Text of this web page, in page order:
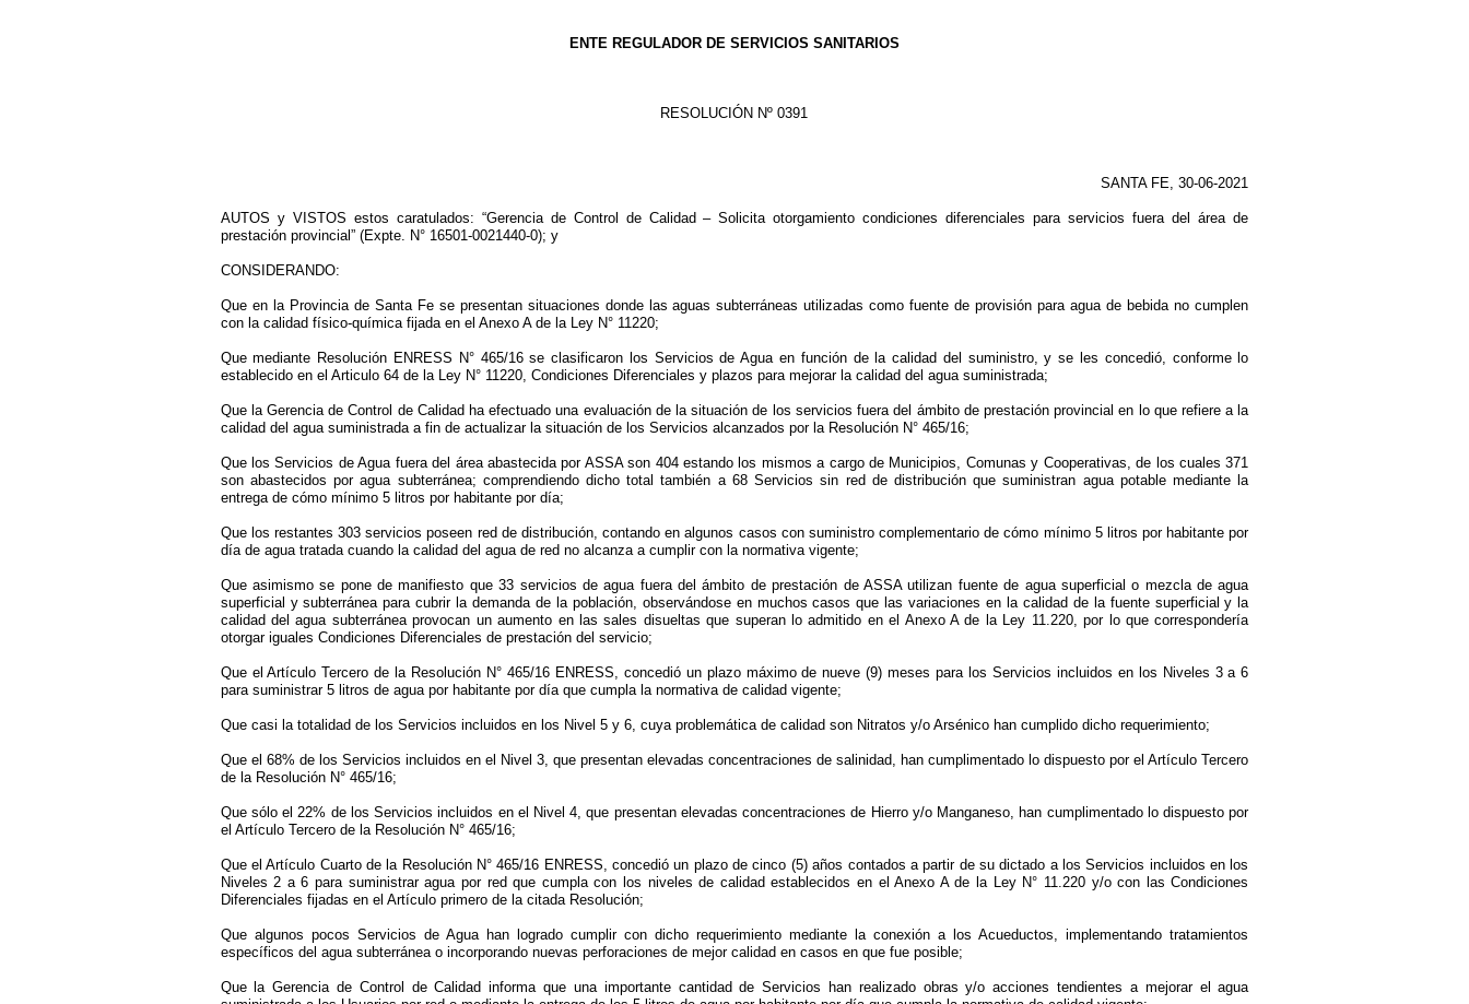
ENTE REGULADOR DE SERVICIOS SANITARIOS
RESOLUCIÓN Nº 0391
SANTA FE, 30-06-2021
AUTOS y VISTOS estos caratulados: “Gerencia de Control de Calidad – Solicita otorgamiento condiciones diferenciales para servicios fuera del área de
prestación provincial” (Expte. N° 16501-0021440-0); y
CONSIDERANDO:
Que en la Provincia de Santa Fe se presentan situaciones donde las aguas subterráneas utilizadas como fuente de provisión para agua de bebida no cumplen
con la calidad físico-química fijada en el Anexo A de la Ley N° 11220;
Que mediante Resolución ENRESS N° 465/16 se clasificaron los Servicios de Agua en función de la calidad del suministro, y se les concedió, conforme lo
establecido en el Articulo 64 de la Ley N° 11220, Condiciones Diferenciales y plazos para mejorar la calidad del agua suministrada;
Que la Gerencia de Control de Calidad ha efectuado una evaluación de la situación de los servicios fuera del ámbito de prestación provincial en lo que refiere a la
calidad del agua suministrada a fin de actualizar la situación de los Servicios alcanzados por la Resolución N° 465/16;
Que los Servicios de Agua fuera del área abastecida por ASSA son 404 estando los mismos a cargo de Municipios, Comunas y Cooperativas, de los cuales 371
son abastecidos por agua subterránea; comprendiendo dicho total también a 68 Servicios sin red de distribución que suministran agua potable mediante la
entrega de cómo mínimo 5 litros por habitante por día;
Que los restantes 303 servicios poseen red de distribución, contando en algunos casos con suministro complementario de cómo mínimo 5 litros por habitante por
día de agua tratada cuando la calidad del agua de red no alcanza a cumplir con la normativa vigente;
Que asimismo se pone de manifiesto que 33 servicios de agua fuera del ámbito de prestación de ASSA utilizan fuente de agua superficial o mezcla de agua
superficial y subterránea para cubrir la demanda de la población, observándose en muchos casos que las variaciones en la calidad de la fuente superficial y la
calidad del agua subterránea provocan un aumento en las sales disueltas que superan lo admitido en el Anexo A de la Ley 11.220, por lo que correspondería
otorgar iguales Condiciones Diferenciales de prestación del servicio;
Que el Artículo Tercero de la Resolución N° 465/16 ENRESS, concedió un plazo máximo de nueve (9) meses para los Servicios incluidos en los Niveles 3 a 6
para suministrar 5 litros de agua por habitante por día que cumpla la normativa de calidad vigente;
Que casi la totalidad de los Servicios incluidos en los Nivel 5 y 6, cuya problemática de calidad son Nitratos y/o Arsénico han cumplido dicho requerimiento;
Que el 68% de los Servicios incluidos en el Nivel 3, que presentan elevadas concentraciones de salinidad, han cumplimentado lo dispuesto por el Artículo Tercero
de la Resolución N° 465/16;
Que sólo el 22% de los Servicios incluidos en el Nivel 4, que presentan elevadas concentraciones de Hierro y/o Manganeso, han cumplimentado lo dispuesto por
el Artículo Tercero de la Resolución N° 465/16;
Que el Artículo Cuarto de la Resolución N° 465/16 ENRESS, concedió un plazo de cinco (5) años contados a partir de su dictado a los Servicios incluidos en los
Niveles 2 a 6 para suministrar agua por red que cumpla con los niveles de calidad establecidos en el Anexo A de la Ley N° 11.220 y/o con las Condiciones
Diferenciales fijadas en el Artículo primero de la citada Resolución;
Que algunos pocos Servicios de Agua han logrado cumplir con dicho requerimiento mediante la conexión a los Acueductos, implementando tratamientos
específicos del agua subterránea o incorporando nuevas perforaciones de mejor calidad en casos en que fue posible;
Que la Gerencia de Control de Calidad informa que una importante cantidad de Servicios han realizado obras y/o acciones tendientes a mejorar el agua